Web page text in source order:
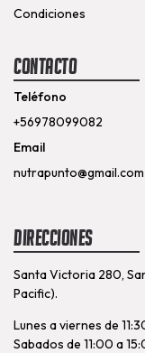
Condiciones
Contacto
Teléfono
+56978099082
Email
nutrapunto@gmail.com
Direcciones
Santa Victoria 280,
Pacific).
Lunes a viernes de
Sabados de 11:00 a